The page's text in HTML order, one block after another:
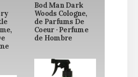
Bod Man Dark
Woods Cologne,
de Parfums De
Coeur · Perfume
de Hombre